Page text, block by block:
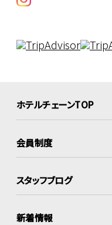
ホテルチェーンTOP
会員制度
スタッフブログ
新着情報